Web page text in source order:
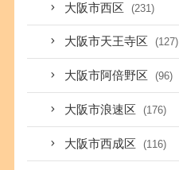
大阪市西区 (231)
大阪市天王寺区 (127)
大阪市阿倍野区 (96)
大阪市浪速区 (176)
大阪市西成区 (116)